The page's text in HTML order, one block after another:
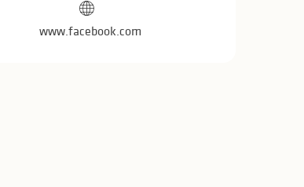
www.facebook.com